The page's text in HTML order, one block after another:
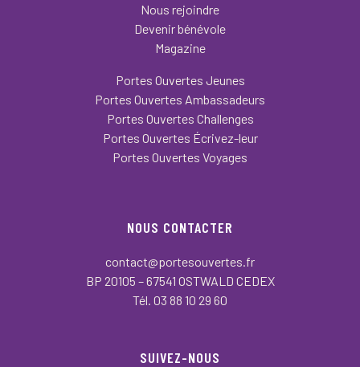
Nous rejoindre
Devenir bénévole
Magazine
Portes Ouvertes Jeunes
Portes Ouvertes Ambassadeurs
Portes Ouvertes Challenges
Portes Ouvertes Écrivez-leur
Portes Ouvertes Voyages
NOUS CONTACTER
contact@portesouvertes.fr
BP 20105 – 67541 OSTWALD CEDEX
Tél. 03 88 10 29 60
SUIVEZ-NOUS